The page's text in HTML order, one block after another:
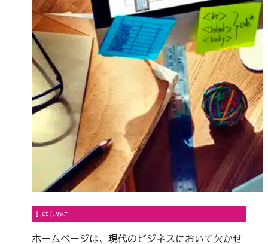
1.はじめに
ホームページは、現代のビジネスにおいて欠かせ